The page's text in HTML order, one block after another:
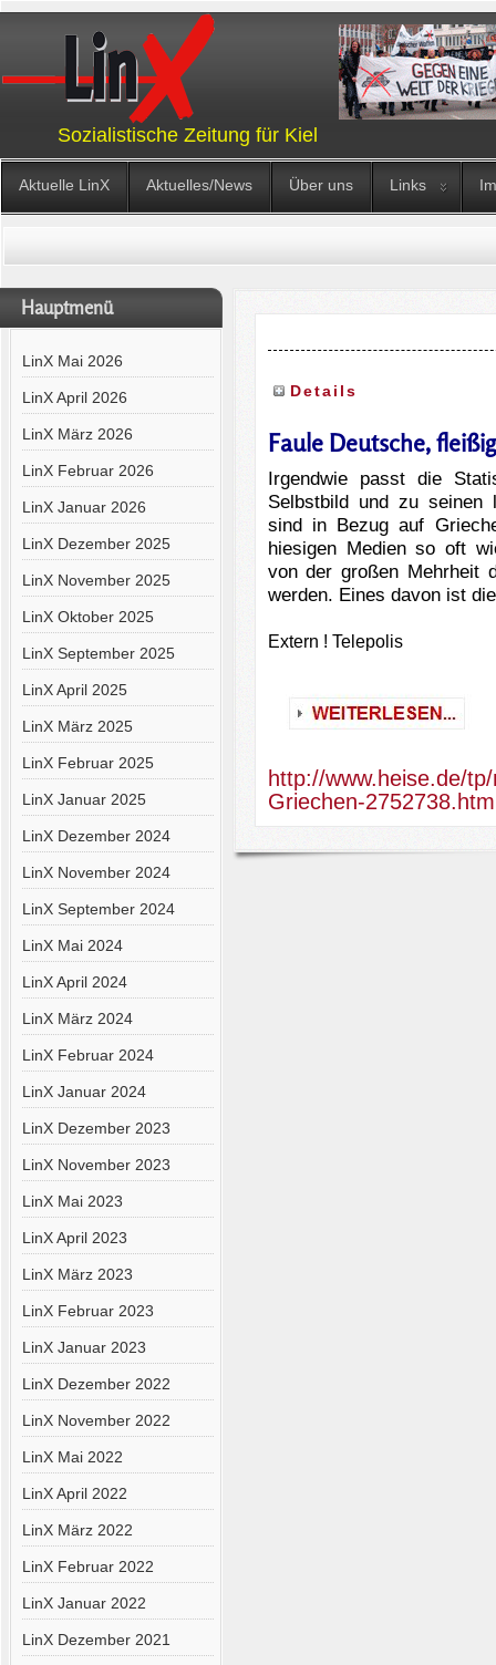
Sozialistische Zeitung für Kiel
Aktuelle LinX Aktuelles/News Über uns Links
Hauptmenü
LinX Mai 2026
LinX April 2026
LinX März 2026
LinX Februar 2026
LinX Januar 2026
LinX Dezember 2025
LinX November 2025
LinX Oktober 2025
LinX September 2025
LinX April 2025
LinX März 2025
LinX Februar 2025
LinX Januar 2025
LinX Dezember 2024
LinX November 2024
LinX September 2024
LinX Mai 2024
LinX April 2024
LinX März 2024
LinX Februar 2024
LinX Januar 2024
LinX Dezember 2023
LinX November 2023
LinX Mai 2023
LinX April 2023
LinX März 2023
LinX Februar 2023
LinX Januar 2023
LinX Dezember 2022
LinX November 2022
LinX Mai 2022
LinX April 2022
LinX März 2022
LinX Februar 2022
LinX Januar 2022
LinX Dezember 2021
Details
Faule Deutsche,
Irgendwie passt die
Selbstbild und zu seinen
sind in Bezug auf
hiesigen Medien so oft
von der großen Mehrheit
werden. Eines davon ist
Extern ! Telepolis
http://www.heise.de/
Griechen-